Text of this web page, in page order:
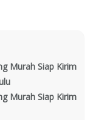
Murah Siap Kirim
Murah Siap Kirim